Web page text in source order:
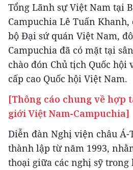
Tổng Lãnh sự Việt Nam tại
Campuchia Lê Tuấn
bộ Đại sứ quán Việt Nam,
Campuchia đã có mặt tại
chào đón Chủ tịch Quốc hội
cấp cao Quốc hội Việt Nam.
[Thông cáo chung về hợp
giới Việt Nam-Campuchia]
Diễn đàn Nghị viện châu
thành lập từ năm 1993,
thoại giữa các nghị sỹ trong